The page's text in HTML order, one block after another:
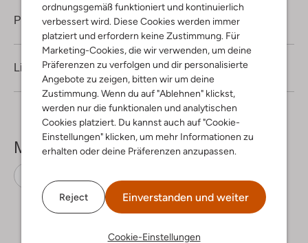
ordnungsgemäß funktioniert und kontinuierlich
verbessert wird. Diese Cookies werden immer
platziert und erfordern keine Zustimmung. Für
Marketing-Cookies, die wir verwenden, um deine
Präferenzen zu verfolgen und dir personalisierte
Angebote zu zeigen, bitten wir um deine
Zustimmung. Wenn du auf "Ablehnen" klickst,
werden nur die funktionalen und analytischen
Cookies platziert. Du kannst auch auf "Cookie-
Einstellungen" klicken, um mehr Informationen zu
erhalten oder deine Präferenzen anzupassen.
Reject Einverstanden und weiter
Cookie-Einstellungen
Produktinformation
Lieferung & Rückgabe
Mehr sehen